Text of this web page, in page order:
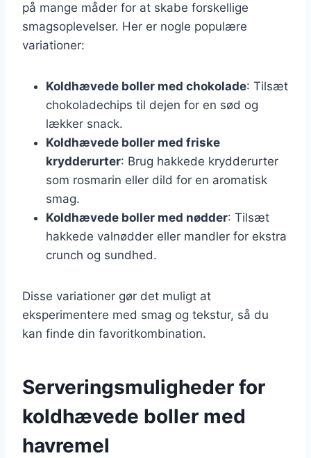
på mange måder for at skabe forskellige
smagsoplevelser. Her er nogle populære
variationer:
Koldhævede boller med chokolade: Tilsæt
chokoladechips til dejen for en sød og
lækker snack.
Koldhævede boller med friske
krydderurter: Brug hakkede krydderurter
som rosmarin eller dild for en aromatisk
smag.
Koldhævede boller med nødder: Tilsæt
hakkede valnødder eller mandler for ekstra
crunch og sundhed.
Disse variationer gør det muligt at
eksperimentere med smag og tekstur, så du
kan finde din favoritkombination.
Serveringsmuligheder for
koldhævede boller med
havremel